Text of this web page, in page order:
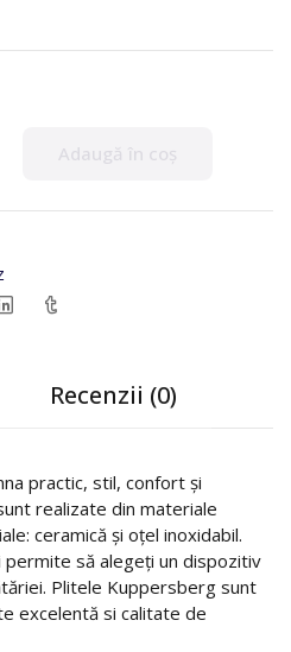
Adaugă în coș
Recenzii (0)
practic, stil, confort și
realizate din materiale
ceramică și oțel inoxidabil.
să alegeți un dispozitiv
Plitele Kuppersberg sunt
excelentă si calitate de